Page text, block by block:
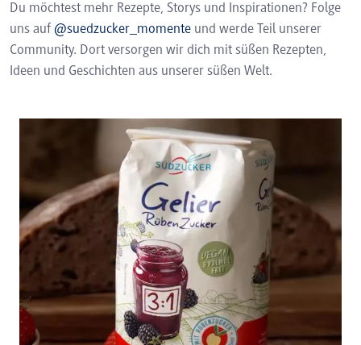
Du möchtest mehr Rezepte, Storys und Inspirationen? Folge
uns auf @suedzucker_momente und werde Teil unserer
Community. Dort versorgen wir dich mit süßen Rezepten,
Ideen und Geschichten aus unserer süßen Welt.